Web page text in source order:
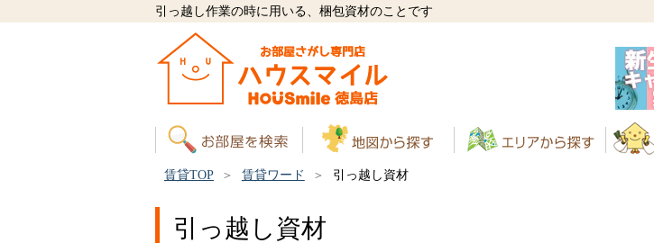
引っ越し作業の時に用いる、梱包資材のことです
賃貸TOP 賃貸ワード 引っ越し資材
引っ越し資材